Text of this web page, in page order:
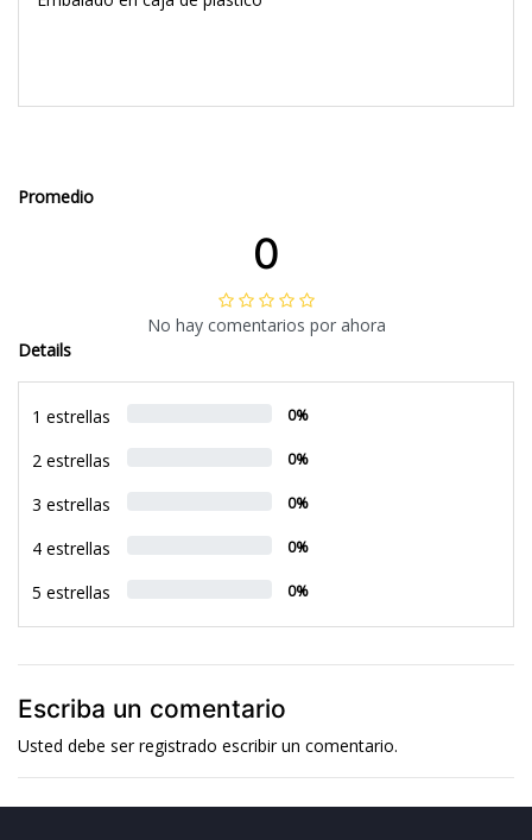
Promedio
0
No hay comentarios por ahora
Details
1 estrellas 0%
2 estrellas 0%
3 estrellas 0%
4 estrellas 0%
5 estrellas 0%
Escriba un comentario
Usted debe serregistrado escribir un comentario.